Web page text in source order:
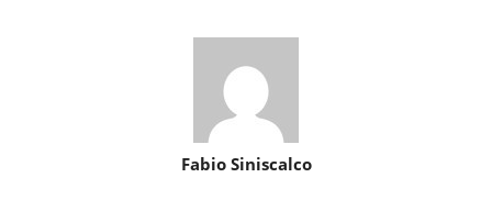
Fabio Siniscalco